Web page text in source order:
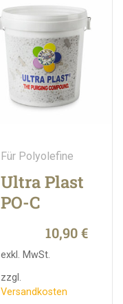
Für Polyolefine
Ultra Plast
PO-C
10,90€
exkl. MwSt.
zzgl.
Versandkosten